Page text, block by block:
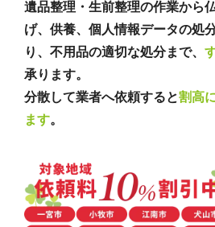
遺品整理・生前整理の作業から
げ、供養、個人情報データの処
り、不用品の適切な処分まで、
承ります。
分散して業者へ依頼すると割高
ます。